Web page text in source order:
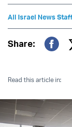
All Israel News
Share:
Read this article in: